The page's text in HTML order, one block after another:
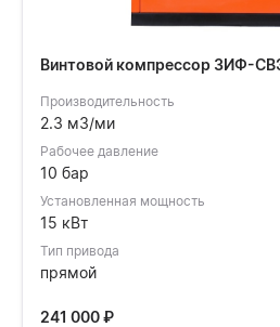
Винтовой компрессор ЗИФ-
Производительность
2.3 м3/ми
Рабочее давление
10 бар
Установленная мощность
15 кВт
Тип привода
прямой
241 000₽